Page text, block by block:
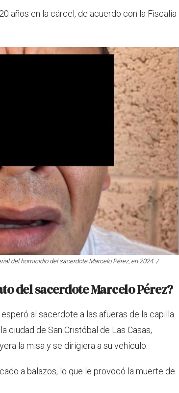
años en la cárcel, de acuerdo con la Fiscalía
del homicidio del sacerdote Marcelo Pérez, en 2024. /
del sacerdote Marcelo Pérez?
al sacerdote a las afueras de la capilla
ciudad de San Cristóbal de Las Casas,
la misa y se dirigiera a su vehículo.
a balazos, lo que le provocó la muerte de